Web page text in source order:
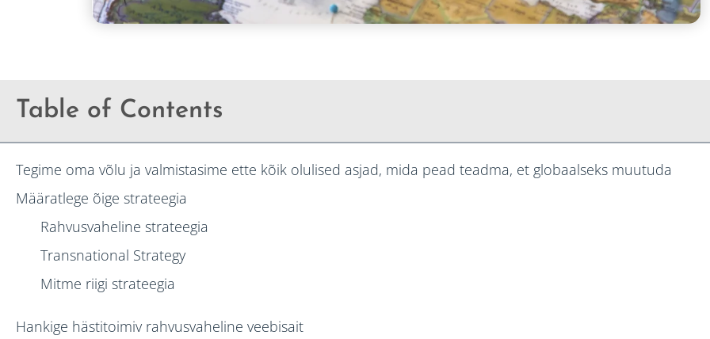
Table of Contents
Tegime oma võlu ja valmistasime ette kõik olulised asjad, mida pead teadma, et globaalseks muutuda
Määratlege õige strateegia
Rahvusvaheline strateegia
Transnational Strategy
Mitme riigi strateegia
Hankige hästitoimiv rahvusvaheline veebisait